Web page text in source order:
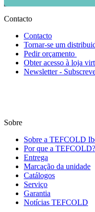
Contacto
Contacto
Tornar-se um
Pedir orçamento
Obter acesso à loja
Newsletter -
Sobre
Sobre a TEFCOLD
Por que a TEFCOLD?
Entrega
Marcação da unidade
Catálogos
Serviço
Garantia
Notícias TEFCOLD